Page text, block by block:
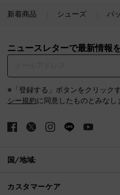
新着商品 シューズ バ
ニュースレターで最新情報
※「登録する」ボタンをクリックす
シー規約に同意したものとみなし
国/地域:
カスタマーケア